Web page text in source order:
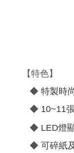
【特色】
◆ 特製時
◆ 10~11
◆ LED燈
◆ 可碎紙